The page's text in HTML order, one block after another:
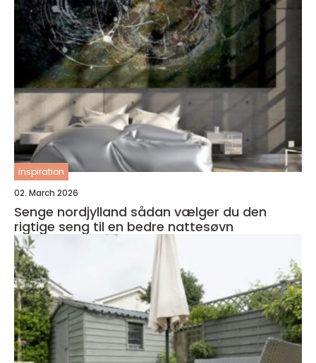
inspiration
02. March 2026
Senge nordjylland sådan vælger du den
rigtige seng til en bedre nattesøvn